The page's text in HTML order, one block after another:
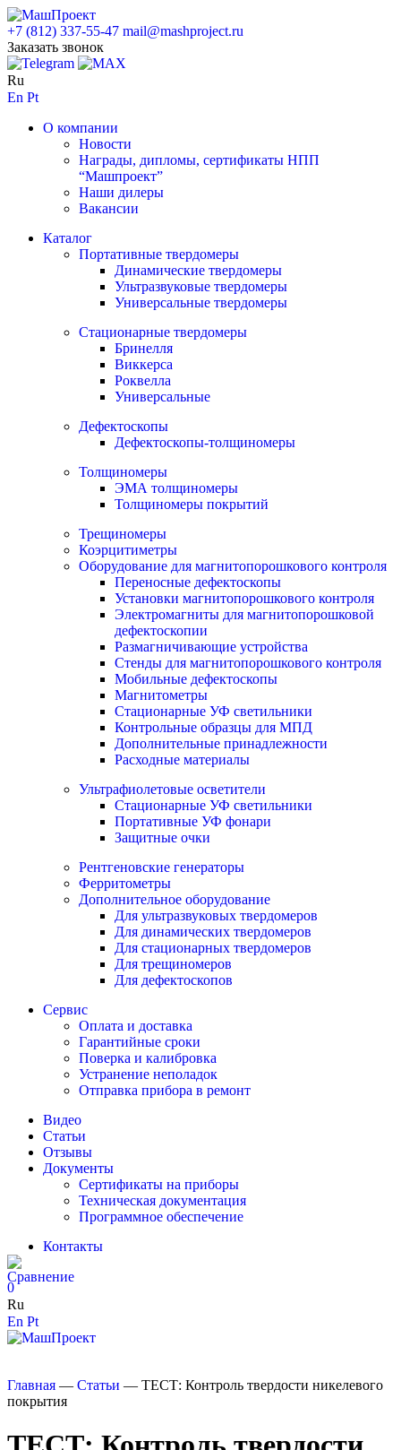
+7 (812) 337-55-47 mail@mashproject.ru
Заказать звонок
Ru
En Pt
О компании
Новости
Награды, дипломы, сертификаты НПП
“Машпроект”
Наши дилеры
Вакансии
Каталог
Портативные твердомеры
Динамические твердомеры
Ультразвуковые твердомеры
Универсальные твердомеры
Стационарные твердомеры
Бринелля
Виккерса
Роквелла
Универсальные
Дефектоскопы
Дефектоскопы-толщиномеры
Толщиномеры
ЭМА толщиномеры
Толщиномеры покрытий
Трещиномеры
Коэрцитиметры
Оборудование для магнитопорошкового контроля
Переносные дефектоскопы
Установки магнитопорошкового контроля
Электромагниты для магнитопорошковой
дефектоскопии
Размагничивающие устройства
Стенды для магнитопорошкового контроля
Мобильные дефектоскопы
Магнитометры
Стационарные УФ светильники
Контрольные образцы для МПД
Дополнительные принадлежности
Расходные материалы
Ультрафиолетовые осветители
Стационарные УФ светильники
Портативные УФ фонари
Защитные очки
Рентгеновские генераторы
Ферритометры
Дополнительное оборудование
Для ультразвуковых твердомеров
Для динамических твердомеров
Для стационарных твердомеров
Для трещиномеров
Для дефектоскопов
Сервис
Оплата и доставка
Гарантийные сроки
Поверка и калибровка
Устранение неполадок
Отправка прибора в ремонт
Видео
Статьи
Отзывы
Документы
Сертификаты на приборы
Техническая документация
Программное обеспечение
Контакты
0
Ru
En Pt
Главная — Статьи — ТЕСТ: Контроль твердости никелевого
покрытия